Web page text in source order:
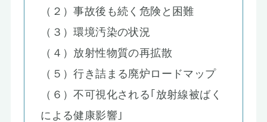
（２）事故後も続く危険と困難
（３）環境汚染の状況
（４）放射性物質の再拡散
（５）行き詰まる廃炉ロードマップ
（６）不可視化される｢放射線被ばく
による健康影響｣